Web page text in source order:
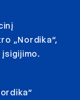
„Nordika“,